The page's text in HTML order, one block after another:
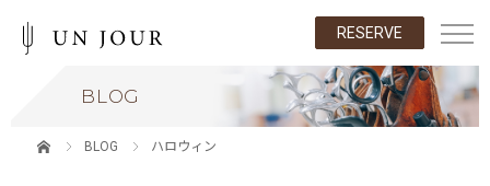
RESERVE
BLOG
BLOG ハロウィン